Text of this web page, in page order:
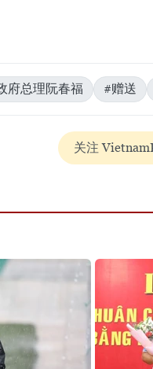
府总理阮春福 #赠送
关注